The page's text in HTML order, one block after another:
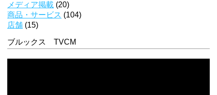
メディア掲載 (20)
商品・サービス (104)
店舗 (15)
ブルックス TVCM